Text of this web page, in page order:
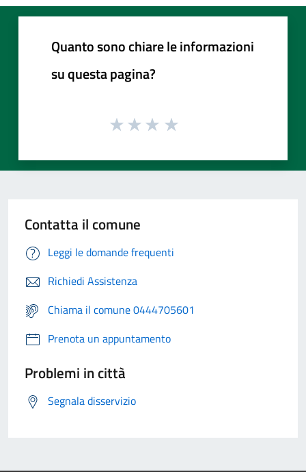
Quanto sono chiare le informazioni
su questa pagina?
Contatta il comune
Leggi le domande frequenti
Richiedi Assistenza
Chiama il comune 0444705601
Prenota un appuntamento
Problemi in città
Segnala disservizio